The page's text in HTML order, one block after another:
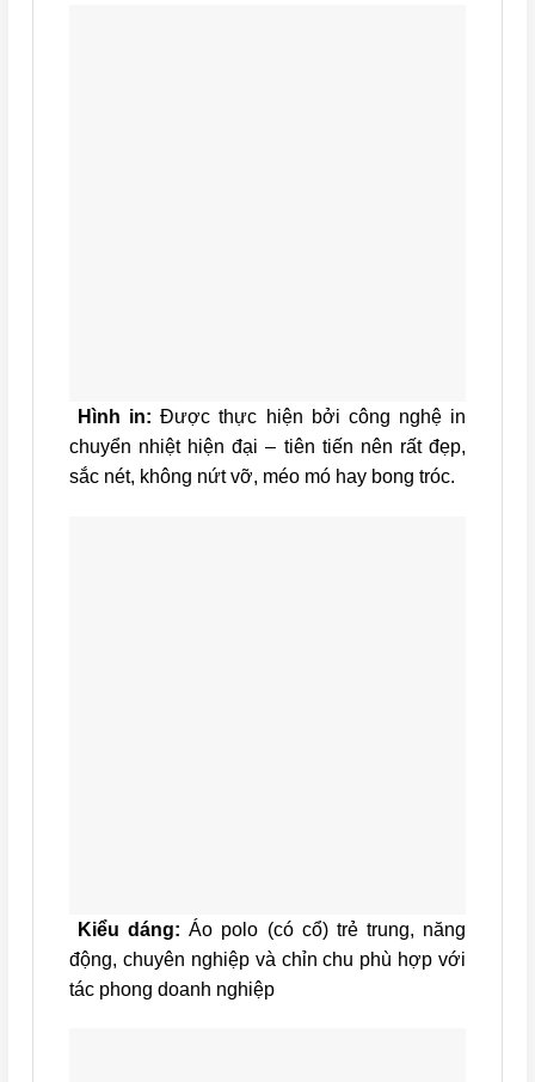
Hình in:Được thực hiện bởi công nghệ in
chuyển nhiệt hiện đại – tiên tiến nên rất đẹp,
sắc nét, không nứt vỡ, méo mó hay bong tróc.
Kiểu dáng: Áo polo (có cổ) trẻ trung, năng
động, chuyên nghiệp và chỉn chu phù hợp với
tác phong doanh nghiệp